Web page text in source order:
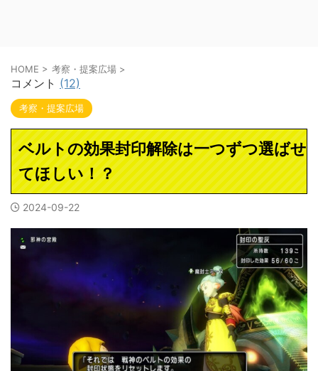
HOME > 考察・提案広場 >
コメント (12)
考察・提案広場
ベルトの効果封印解除は一つずつ選ばせ
てほしい！？
2024-09-22